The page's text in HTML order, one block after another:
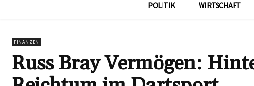
POLITIK WIRTSCHAFT
FINANZEN
Russ Bray Vermögen: